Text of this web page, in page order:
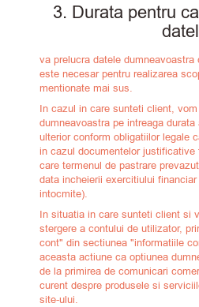
3. Durata pentru
va prelucra datele
este necesar pentru realizarea
mentionate mai sus.
In cazul in care sunteti client,
dumneavoastra pe intreaga
ulterior conform obligatiilor legale
in cazul documentelor justificative
care termenul de pastrare
data incheierii exercitiului
intocmite).
In situatia in care sunteti client si
stergere a contului de utilizator,
cont" din sectiunea "informatiile
aceasta actiune ca optiunea
de la primirea de comunicari
curent despre produsele si
site-ului.